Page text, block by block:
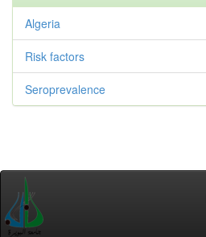
Algeria
Risk factors
Seroprevalence